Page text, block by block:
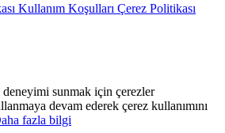
Kullanım Koşulları Çerez Politikası
sunmak için çerezler
devam ederek çerez kullanımını
fazla bilgi